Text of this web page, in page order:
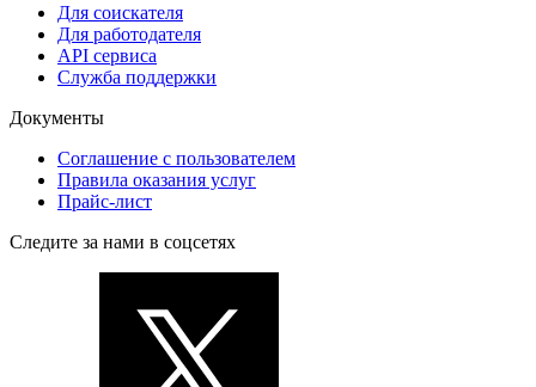
Для соискателя
Для работодателя
API сервиса
Служба поддержки
Документы
Соглашение с пользователем
Правила оказания услуг
Прайс-лист
Следите за нами в соцсетях